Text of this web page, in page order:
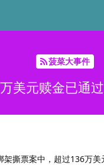
菠菜大事件
美元赎金已通
撕票案中，超过136万